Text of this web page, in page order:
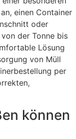
einen Container
oder
der Tonne bis
Lösung
von Müll
per
können